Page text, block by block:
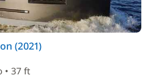
(2021)
• 37 ft